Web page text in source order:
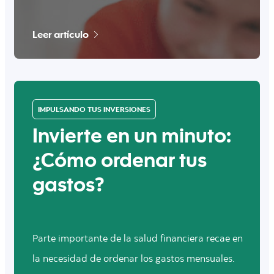
Leer artículo
IMPULSANDO TUS INVERSIONES
Invierte en un minuto:
¿Cómo ordenar tus
gastos?
Parte importante de la salud financiera recae en
la necesidad de ordenar los gastos mensuales.